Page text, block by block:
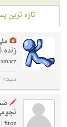
تازه ترین
زنده
دسته:
firoz
|